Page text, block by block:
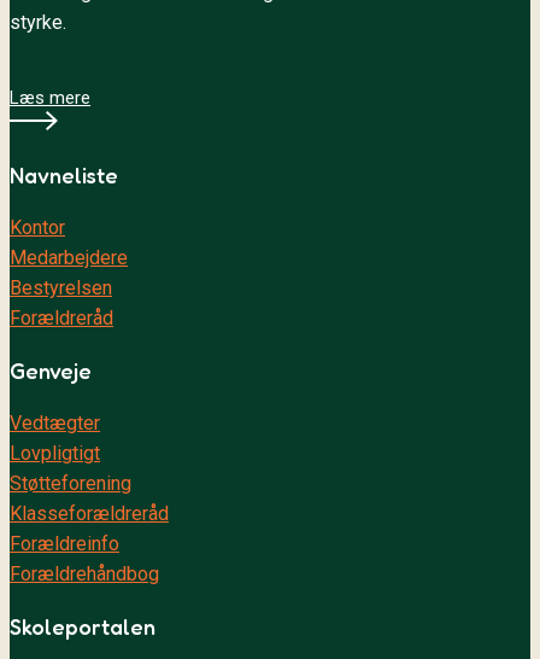
styrke.
Læs mere
Navneliste
Kontor
Medarbejdere
Bestyrelsen
Forældreråd
Genveje
Vedtægter
Lovpligtigt
Støtteforening
Klasseforældreråd
Forældreinfo
Forældrehåndbog
Skoleportalen